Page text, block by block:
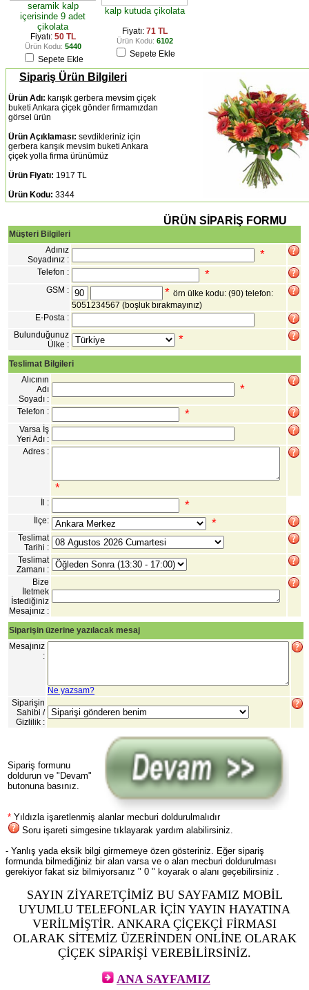
seramik kalp
içerisinde 9 adet
çikolata
Fiyatı: 50 TL
Ürün Kodu: 5440
Sepete Ekle
kalp kutuda çikolata
Fiyatı: 71 TL
Ürün Kodu: 6102
Sepete Ekle
Sipariş Ürün Bilgileri
Ürün Adı: karışık gerbera mevsim çiçek
buketi Ankara çiçek gönder firmamızdan
görsel ürün
Ürün Açıklaması: sevdikleriniz için
gerbera karışık mevsim buketi Ankara
çiçek yolla firma ürünümüz
Ürün Fiyatı: 1917 TL
Ürün Kodu: 3344
ÜRÜN SİPARİŞ FORMU
Müşteri Bilgileri
Adınız
Soyadınız :
*
Telefon : *
GSM : * örn ülke kodu: (90) telefon:
5051234567 (boşluk bırakmayınız)
E-Posta :
Bulunduğunuz
Ülke :
*
Teslimat Bilgileri
Alıcının
Adı
Soyadı :
*
Telefon : *
Varsa İş
Yeri Adı :
Adres :
*
İl : *
İlçe: *
Teslimat
Tarihi :
Teslimat
Zamanı :
Bize
İletmek
İstediğiniz
Mesajınız :
Siparişin üzerine yazılacak mesaj
Mesajınız
:
Ne yazsam?
Siparişin
Sahibi /
Gizlilik :
Sipariş formunu
doldurun ve "Devam"
butonuna basınız.
* Yıldızla işaretlenmiş alanlar mecburi doldurulmalıdır
Soru işareti simgesine tıklayarak yardım alabilirsiniz.
- Yanlış yada eksik bilgi girmemeye özen gösteriniz. Eğer sipariş
formunda bilmediğiniz bir alan varsa ve o alan mecburi doldurulması
gerekiyor fakat siz bilmiyorsanız " 0 " koyarak o alanı geçebilirsiniz .
SAYIN ZİYARETÇİMİZ BU SAYFAMIZ MOBİL
UYUMLU TELEFONLAR İÇİN YAYIN HAYATINA
VERİLMİŞTİR. ANKARA ÇİÇEKÇİ FİRMASI
OLARAK SİTEMİZ ÜZERİNDEN ONLİNE OLARAK
ÇİÇEK SİPARİŞİ VEREBİLİRSİNİZ.
ANA SAYFAMIZ